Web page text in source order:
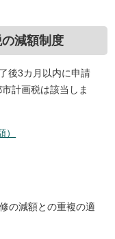
減額制度
後3カ月以内に申請
計画税は該当しま
の減額との重複の適